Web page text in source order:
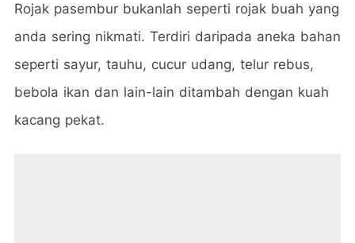
Rojak pasembur bukanlah seperti rojak buah yang
anda sering nikmati. Terdiri daripada aneka bahan
seperti sayur, tauhu, cucur udang, telur rebus,
bebola ikan dan lain-lain ditambah dengan kuah
kacang pekat.